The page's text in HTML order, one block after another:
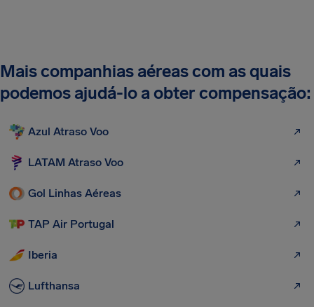
Mais companhias aéreas com as quais
podemos ajudá-lo a obter compensação:
Azul Atraso Voo
LATAM Atraso Voo
Gol Linhas Aéreas
TAP Air Portugal
Iberia
Lufthansa